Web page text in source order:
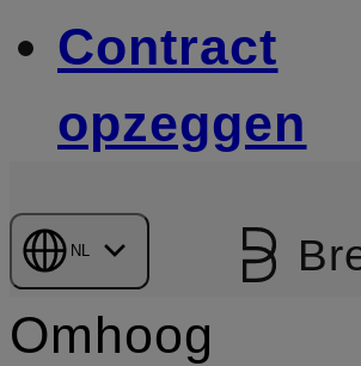
Contract
opzeggen
NL
Omhoog